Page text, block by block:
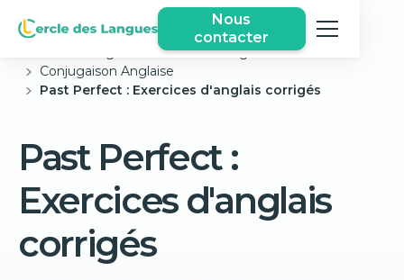
Nous
contacter
Exercices Anglais Gratuits
Conjugaison Anglaise
Past Perfect : Exercices d'anglais corrigés
Past Perfect :
Exercices d'anglais
corrigés